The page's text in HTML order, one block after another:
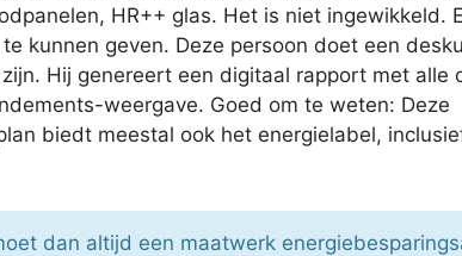
HR++ glas. Het is niet ingewikkeld.
kunnen geven. Deze persoon doet een
Hij genereert een digitaal rapport met alle
weergave. Goed om te weten: Deze
biedt meestal ook het energielabel,
dan altijd een maatwerk